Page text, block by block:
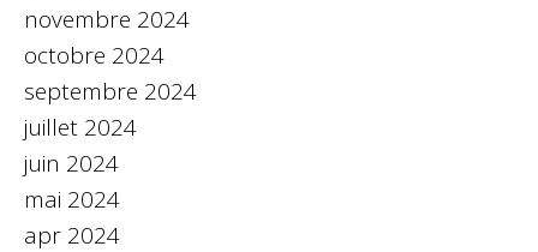
novembre 2024
octobre 2024
septembre 2024
juillet 2024
juin 2024
mai 2024
apr 2024